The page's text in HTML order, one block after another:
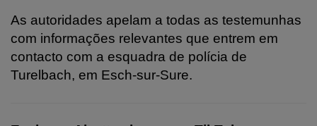
As autoridades apelam a todas as testemunhas
com informações relevantes que entrem em
contacto com a esquadra de polícia de
Turelbach, em Esch-sur-Sure.